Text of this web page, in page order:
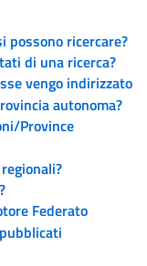
possono ricercare?
di una ricerca?
vengo indirizzato
autonoma?
Province
Federato